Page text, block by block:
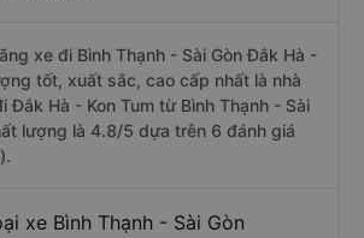
xe đi Bình Thạnh - Sài Gòn Đắk Hà -
tốt, xuất sắc, cao cấp nhất là nhà
Đắk Hà - Kon Tum từ Bình Thạnh - Sài
lượng là 4.8/5 dựa trên 6 đánh giá
xe Bình Thạnh - Sài Gòn